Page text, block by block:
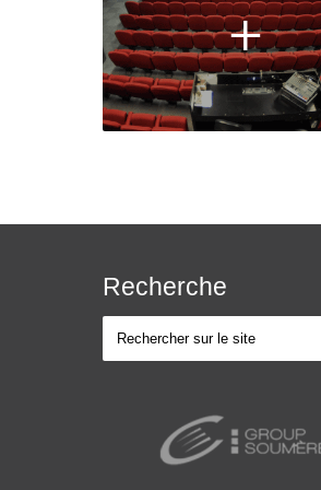
+
Recherche